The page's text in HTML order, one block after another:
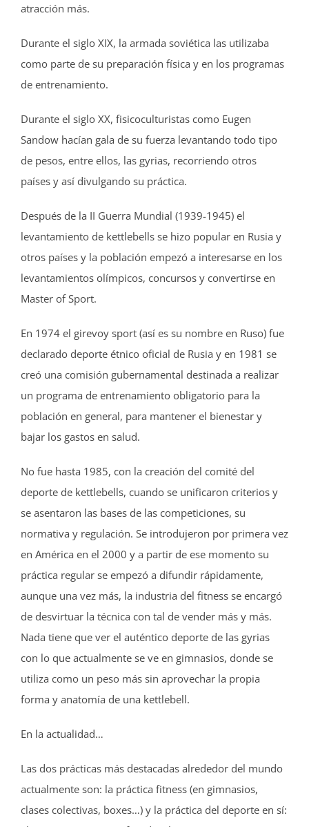
atracción más.
Durante el siglo XIX, la armada soviética las utilizaba
como parte de su preparación física y en los programas
de entrenamiento.
Durante el siglo XX, fisicoculturistas como Eugen
Sandow hacían gala de su fuerza levantando todo tipo
de pesos, entre ellos, las gyrias, recorriendo otros
países y así divulgando su práctica.
Después de la II Guerra Mundial (1939-1945) el
levantamiento de kettlebells se hizo popular en Rusia y
otros países y la población empezó a interesarse en los
levantamientos olímpicos, concursos y convertirse en
Master of Sport.
En 1974 el girevoy sport (así es su nombre en Ruso) fue
declarado deporte étnico oficial de Rusia y en 1981 se
creó una comisión gubernamental destinada a realizar
un programa de entrenamiento obligatorio para la
población en general, para mantener el bienestar y
bajar los gastos en salud.
No fue hasta 1985, con la creación del comité del
deporte de kettlebells, cuando se unificaron criterios y
se asentaron las bases de las competiciones, su
normativa y regulación. Se introdujeron por primera vez
en América en el 2000 y a partir de ese momento su
práctica regular se empezó a difundir rápidamente,
aunque una vez más, la industria del fitness se encargó
de desvirtuar la técnica con tal de vender más y más.
Nada tiene que ver el auténtico deporte de las gyrias
con lo que actualmente se ve en gimnasios, donde se
utiliza como un peso más sin aprovechar la propia
forma y anatomía de una kettlebell.
En la actualidad…
Las dos prácticas más destacadas alrededor del mundo
actualmente son: la práctica fitness (en gimnasios,
clases colectivas, boxes…) y la práctica del deporte en sí: